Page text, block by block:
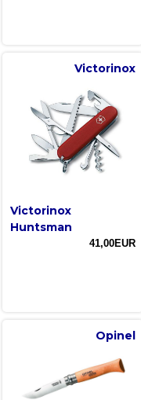
Victorinox
Victorinox
Huntsman
41,00EUR
Opinel